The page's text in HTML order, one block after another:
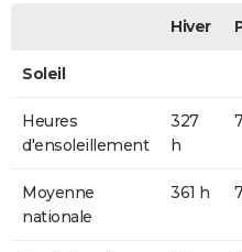
Hiver
Soleil
Heures
d'ensoleillement
327
h
Moyenne
nationale
361 h